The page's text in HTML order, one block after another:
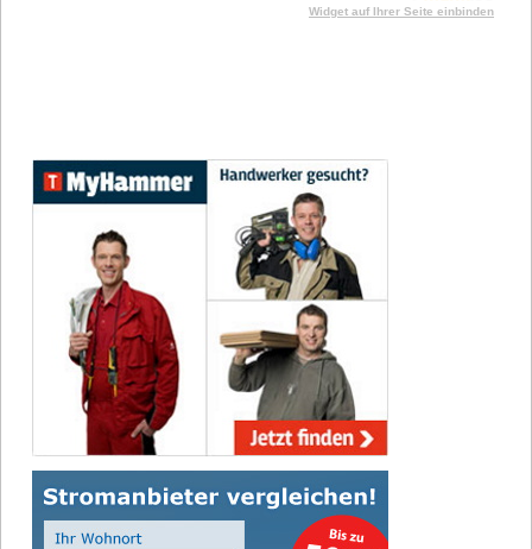
Widget auf Ihrer Seite einbinden